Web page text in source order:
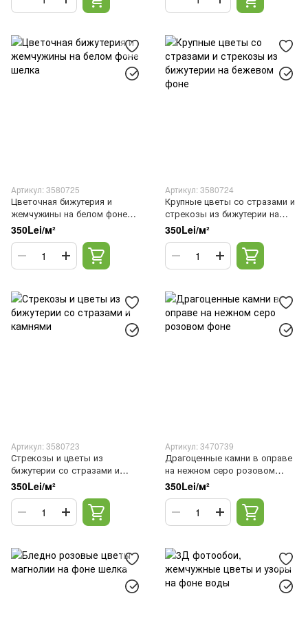
Артикул: 3580725
Цветочная бижутерия и
жемчужины на белом фоне
шелка
350Lei/м²
Артикул: 3580724
Крупные цветы со стразами и
стрекозы из бижутерии на
бежевом фоне
350Lei/м²
Артикул: 3580723
Стрекозы и цветы из
бижутерии со стразами и
камнями
350Lei/м²
Артикул: 3470739
Драгоценные камни в оправе
на нежном серо розовом
фоне
350Lei/м²